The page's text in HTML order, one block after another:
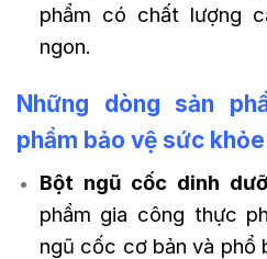
phẩm có chất lượng
ngon.
Những dòng sản
phẩm bảo vệ sức
Bột ngũ cốc dinh
phẩm gia công thực
ngũ cốc cơ bản và phổ